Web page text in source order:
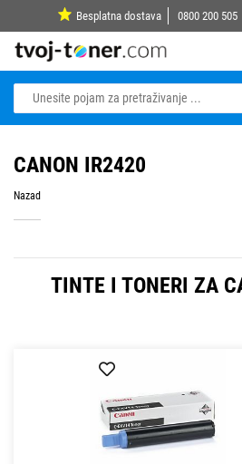
Besplatna dostava 0800 200 505
CANON IR2420
Nazad
TINTE I TONERI ZA